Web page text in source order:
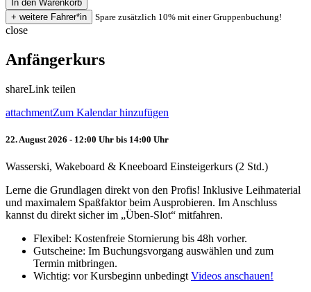
Spare zusätzlich 10% mit einer Gruppenbuchung!
close
Anfängerkurs
shareLink teilen
attachmentZum Kalendar hinzufügen
22. August 2026 - 12:00 Uhr bis 14:00 Uhr
Wasserski, Wakeboard & Kneeboard Einsteigerkurs (2 Std.)
Lerne die Grundlagen direkt von den Profis! Inklusive Leihmaterial
und maximalem Spaßfaktor beim Ausprobieren. Im Anschluss
kannst du direkt sicher im „Üben-Slot“ mitfahren.
Flexibel: Kostenfreie Stornierung bis 48h vorher.
Gutscheine: Im Buchungsvorgang auswählen und zum
Termin mitbringen.
Wichtig: vor Kursbeginn unbedingt Videos anschauen!